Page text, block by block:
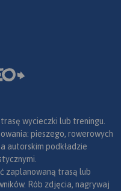
wycieczki lub treningu.
pieszego, rowerowych
autorskim podkładzie
zaplanowaną trasą lub
Rób zdjęcia, nagrywaj